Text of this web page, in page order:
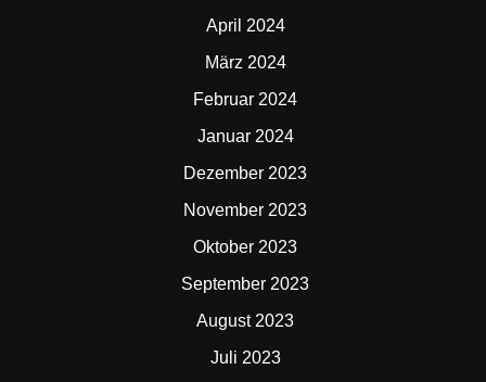
April 2024
März 2024
Februar 2024
Januar 2024
Dezember 2023
November 2023
Oktober 2023
September 2023
August 2023
Juli 2023